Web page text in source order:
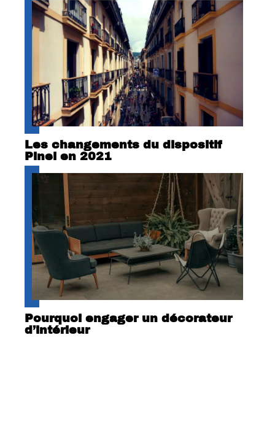
Les changements du dispositif
Pinel en 2021
Pourquoi engager un décorateur
d’intérieur